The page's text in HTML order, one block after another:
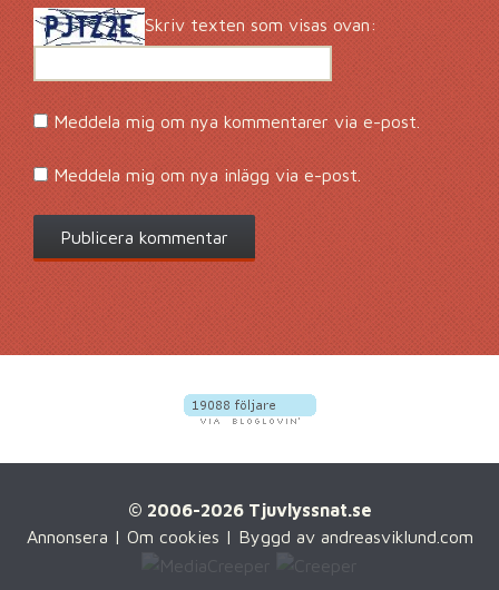
Skriv texten som visas ovan:
Meddela mig om nya kommentarer via e-post.
Meddela mig om nya inlägg via e-post.
© 2006-2026 Tjuvlyssnat.se
Annonsera | Om cookies | Byggd av andreasviklund.com